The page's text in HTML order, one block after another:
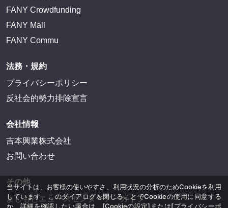
FANY Crowdfunding
FANY Mall
FANY Commu
法務・規約
プライバシーポリシー
反社会的勢力排除宣言
会社情報
吉本興業株式会社
お問い合わせ
その他
よしもとニュースセンターアーカイブ
当サイトは、お客様の使いやすさ、利用状況の分析のためCookieを利用
しています。このダイアログを閉じることでCookieの使用に同意する
か、詳細を確認したい場合は、 [Cookieの設定] または[プライバシーポ